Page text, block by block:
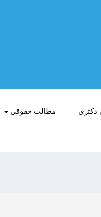
دکتری مطالب حقوقی